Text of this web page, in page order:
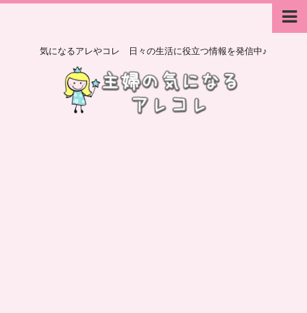
気になるアレやコレ 日々の生活に役立つ情報を発信中♪